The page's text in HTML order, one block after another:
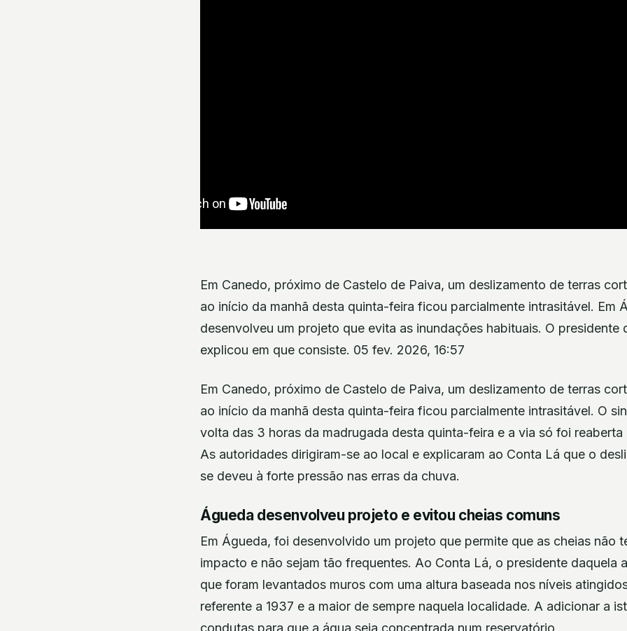
Em Canedo, próximo de Castelo de Paiva, um deslizamento de terras
ao início da manhã desta quinta-feira ficou parcialmente intrasitável. Em
desenvolveu um projeto que evita as inundações habituais. O presidente
explicou em que consiste. 05 fev. 2026, 16:57
Em Canedo, próximo de Castelo de Paiva, um deslizamento de terras
ao início da manhã desta quinta-feira ficou parcialmente intrasitável. O
volta das 3 horas da madrugada desta quinta-feira e a via só foi
As autoridades dirigiram-se ao local e explicaram ao Conta Lá que o
se deveu à forte pressão nas erras da chuva.
Águeda desenvolveu projeto e evitou cheias comuns
Em Águeda, foi desenvolvido um projeto que permite que as cheias não
impacto e não sejam tão frequentes. Ao Conta Lá, o presidente daquela
que foram levantados muros com uma altura baseada nos níveis
referente a 1937 e a maior de sempre naquela localidade. A adicionar a
condutas para que a água seja concentrada num reservatório.